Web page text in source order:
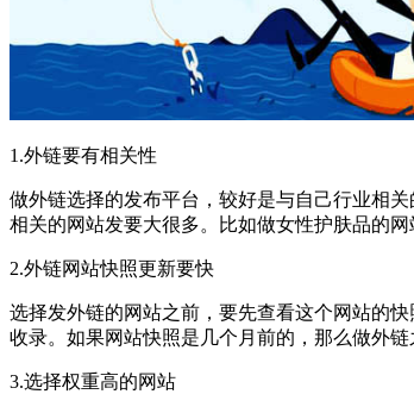
1.外链要有相关性
做外链选择的发布平台，较好是与自己行业相
相关的网站发要大很多。比如做女性护肤品的网
2.外链网站快照更新要快
选择发外链的网站之前，要先查看这个网站的
收录。如果网站快照是几个月前的，那么做外
3.选择权重高的网站